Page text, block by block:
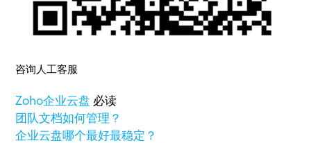
咨询人工客服
Zoho企业云盘 必读
团队文档如何管理？
企业云盘哪个最好最稳定？